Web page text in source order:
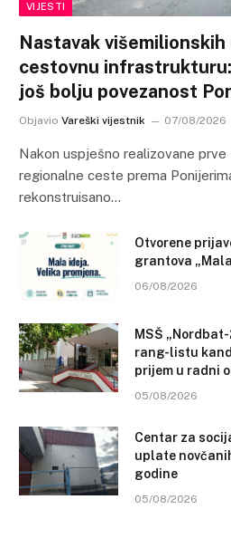
VIJESTI
Nastavak višemilionskih
cestovnu infrastrukturu:
još bolju povezanost
Objavio Vareški vijestnik 07/08/2026
Nakon uspješno realizovane
regionalne ceste prema
rekonstruisano…
Otvorene
grantova
06/08/2026
MSŠ
rang-listu
prijem u radni
05/08/2026
Centar za
uplate
godine
05/08/2026